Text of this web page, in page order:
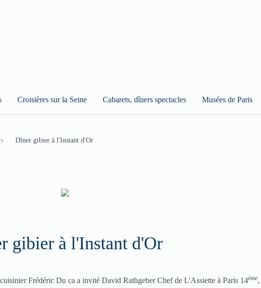
Croisières sur la Seine Cabarets, dîners spectacles Musées de Paris
Dîner gibier à l'Instant d'Or
gibier à l'Instant d'Or
Frédéric Du ca a invité David Rathgeber Chef de L'Assiette à Paris 14ème,